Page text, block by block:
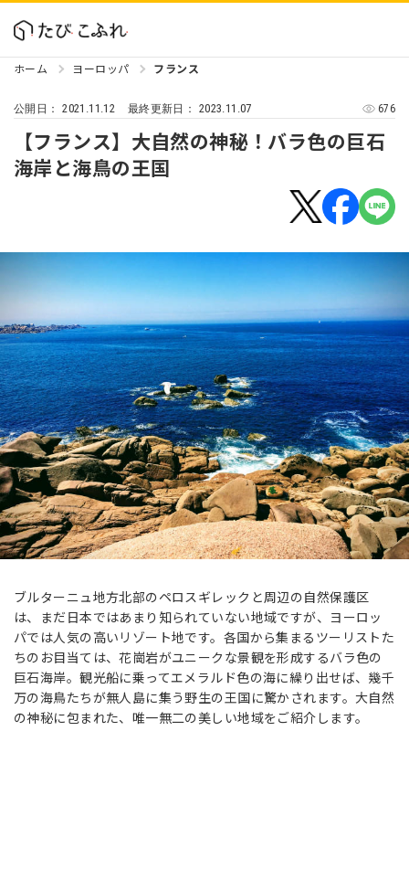
ホーム ヨーロッパ フランス
公開日：2021.11.12 最終更新日： 2023.11.07 676
【フランス】大自然の神秘！バラ色の巨石
海岸と海鳥の王国
ブルターニュ地方北部のペロスギレックと周辺の自然保護区
は、まだ日本ではあまり知られていない地域ですが、ヨーロッ
パでは人気の高いリゾート地です。各国から集まるツーリストた
ちのお目当ては、花崗岩がユニークな景観を形成するバラ色の
巨石海岸。観光船に乗ってエメラルド色の海に繰り出せば、幾千
万の海鳥たちが無人島に集う野生の王国に驚かされます。大自然
の神秘に包まれた、唯一無二の美しい地域をご紹介します。